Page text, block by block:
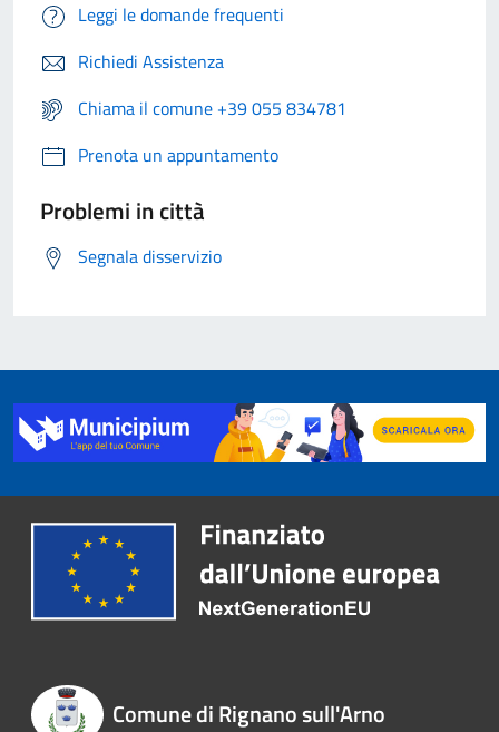
Leggi le domande frequenti
Richiedi Assistenza
Chiama il comune +39 055 834781
Prenota un appuntamento
Problemi in città
Segnala disservizio
Comune di Rignano sull'Arno